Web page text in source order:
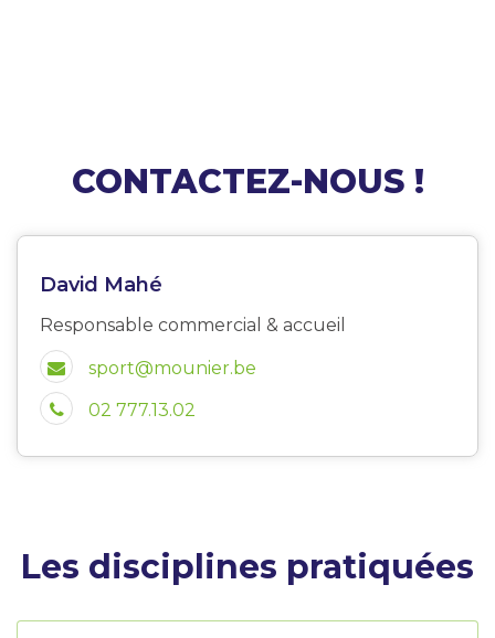
CONTACTEZ-NOUS !
David Mahé
Responsable commercial & accueil
sport@mounier.be
02 777.13.02
Les disciplines pratiquées